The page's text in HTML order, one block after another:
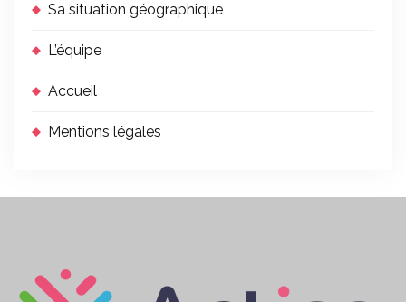
Sa situation géographique
L’équipe
Accueil
Mentions légales